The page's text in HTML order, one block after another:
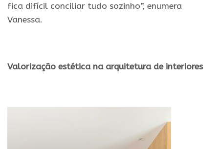
fica difícil conciliar tudo sozinho”, enumera
Vanessa.
Valorização estética na arquitetura de interiores